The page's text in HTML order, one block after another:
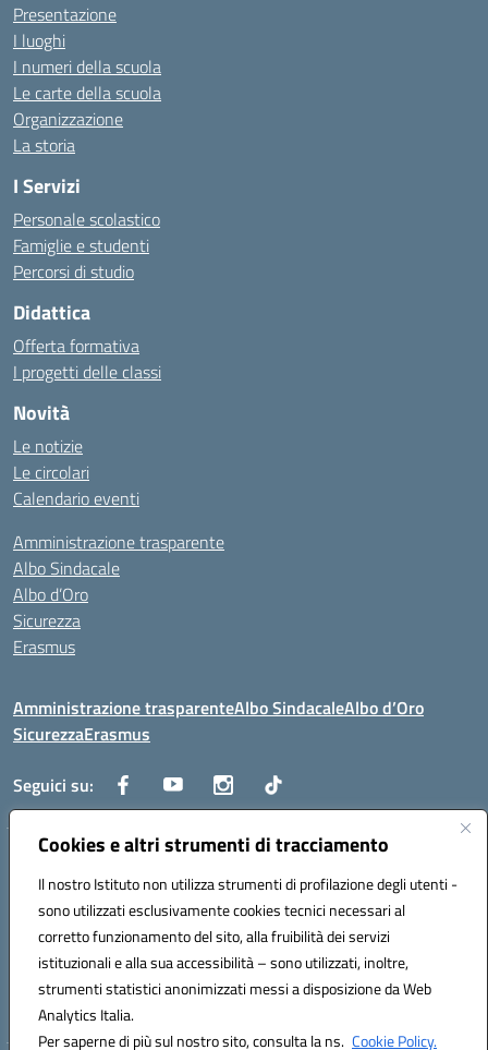
Cookies e altri strumenti di tracciamento
Il nostro Istituto non utilizza strumenti di profilazione degli utenti -
sono utilizzati esclusivamente cookies tecnici necessari al
corretto funzionamento del sito, alla fruibilità dei servizi
istituzionali e alla sua accessibilità – sono utilizzati, inoltre,
strumenti statistici anonimizzati messi a disposizione da Web
Analytics Italia.
Per saperne di più sul nostro sito, consulta la ns. Cookie Policy.
Presentazione
I luoghi
I numeri della scuola
Le carte della scuola
Organizzazione
La storia
I Servizi
Personale scolastico
Famiglie e studenti
Percorsi di studio
Didattica
Offerta formativa
I progetti delle classi
Novità
Le notizie
Le circolari
Calendario eventi
Amministrazione trasparente
Albo Sindacale
Albo d’Oro
Sicurezza
Erasmus
Amministrazione trasparenteAlbo SindacaleAlbo d’Oro
SicurezzaErasmus
Seguici su:
Centralino:0885.426034 Email:FGTD02000P@istruzione.it
Posta elettronica certificata (PEC):fgtd02000p@pec.istruzione.it
Codice fiscale: 81002930717
Codice meccanografico:FGTD02000P
Codice unico di fatturazione (CUF): UFUN7Y